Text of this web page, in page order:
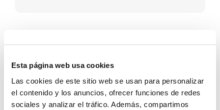
Esta página web usa cookies
Las cookies de este sitio web se usan para personalizar
el contenido y los anuncios, ofrecer funciones de redes
sociales y analizar el tráfico. Además, compartimos